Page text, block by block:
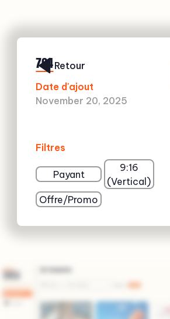
764
Date d'ajout
November 20, 2025
Filtres
Payant
9:16
(Vertical)
Offre/Promo
Retour